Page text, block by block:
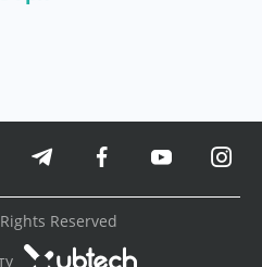
Reserved